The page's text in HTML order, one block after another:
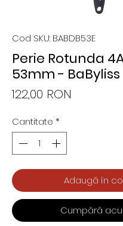
Cod SKU: BABDB53E
Perie Rotunda
53mm - BaByliss
122,00 RON
Cantitate *
Adaugă în
Cumpără